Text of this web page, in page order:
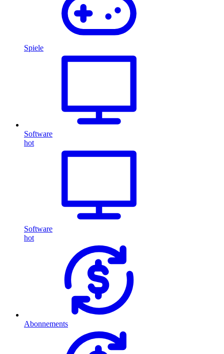
Spiele
Software
hot
Software
hot
Abonnements